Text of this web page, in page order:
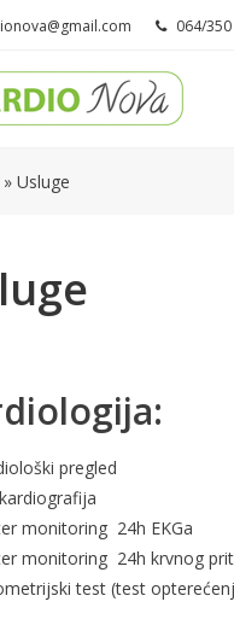
064/
» Usluge
pregled
monitoring 24h EKGa
monitoring 24h krvnog
test (test